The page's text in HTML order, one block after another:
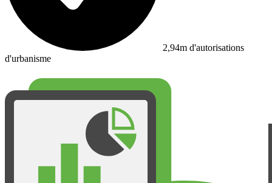
2,94m d'autorisations
d'urbanisme